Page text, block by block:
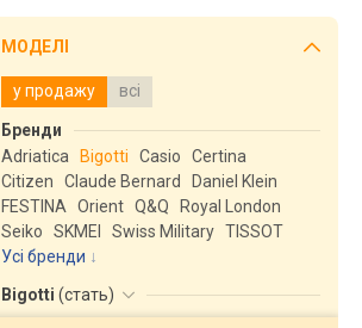
МОДЕЛІ
у продажу всі
Бренди
Adriatica
Bigotti Casio
Certina
Citizen
Claude Bernard
Daniel Klein
FESTINA
Orient Q&Q
Royal London
Seiko
SKMEI Swiss Military TISSOT
Усі бренди
Bigotti (стать)